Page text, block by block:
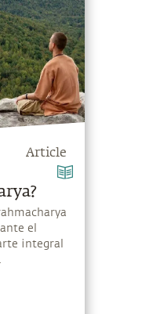
Article
el
integral